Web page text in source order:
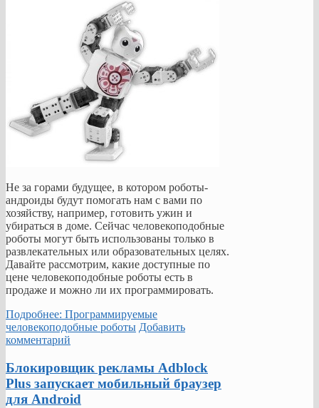
Не за горами будущее, в котором роботы-
андроиды будут помогать нам с вами по
хозяйству, например, готовить ужин и
убираться в доме. Сейчас человекоподобные
роботы могут быть использованы только в
развлекательных или образовательных целях.
Давайте рассмотрим, какие доступные по
цене человекоподобные роботы есть в
продаже и можно ли их программировать.
Подробнее: Программируемые
человекоподобные роботы Добавить
комментарий
Блокировщик рекламы Adblock
Plus запускает мобильный браузер
для Android